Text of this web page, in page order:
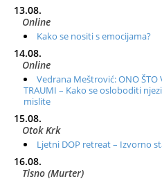
13.08.
Online
Kako se nositi s emocijama?
14.08.
Online
Vedrana Meštrović: ONO ŠTO
TRAUMI – Kako se osloboditi
mislite
15.08.
Otok Krk
Ljetni DOP retreat – Izvorno
16.08.
Tisno (Murter)